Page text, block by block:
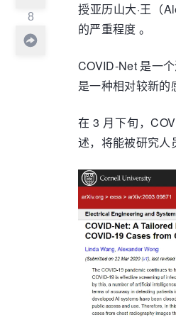
8
授亚历山大·王（
的严重程度 。
COVID-Net 是一
是一种相对较新的
在 3 月下旬，
述，将能被研究人